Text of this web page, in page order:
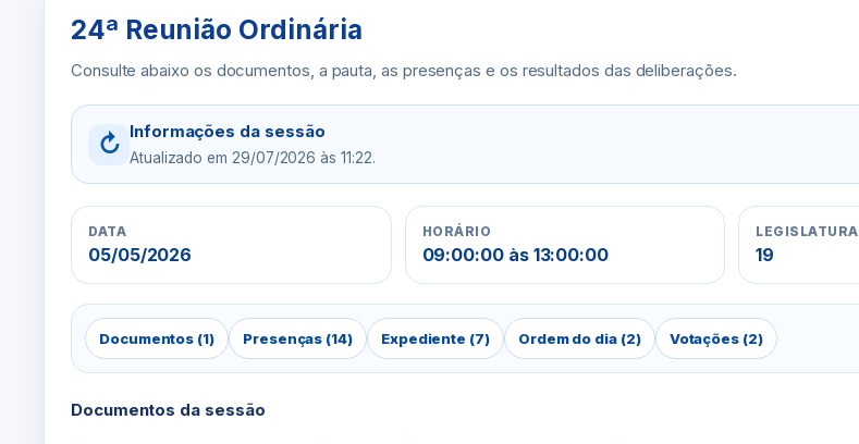
24ª Reunião Ordinária
Consulte abaixo os documentos, a pauta, as presenças e os resultados das deliberações.
↻ Informações da sessão
Atualizado em 29/07/2026 às 11:22.
DATA
05/05/2026
HORÁRIO
09:00:00 às 13:00:00
LEGISLATURA
19
Documentos (1) Presenças (14) Expediente (7) Ordem do dia (2) Votações (2)
Documentos da sessão